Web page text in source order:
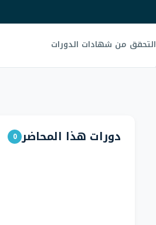
التحقق من شهادات الدورات
دورات هذا المحاضر 0